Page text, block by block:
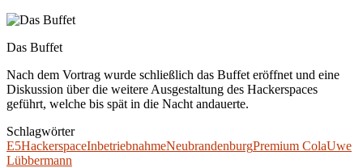
Das Buffet
Nach dem Vortrag wurde schließlich das Buffet eröffnet und eine
Diskussion über die weitere Ausgestaltung des Hackerspaces
geführt, welche bis spät in die Nacht andauerte.
Schlagwörter
E5HackerspaceInbetriebnahmeNeubrandenburgPremium ColaUwe
Lübbermann